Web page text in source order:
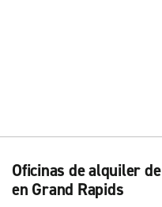
Oficinas de alquiler
en Grand Rapids